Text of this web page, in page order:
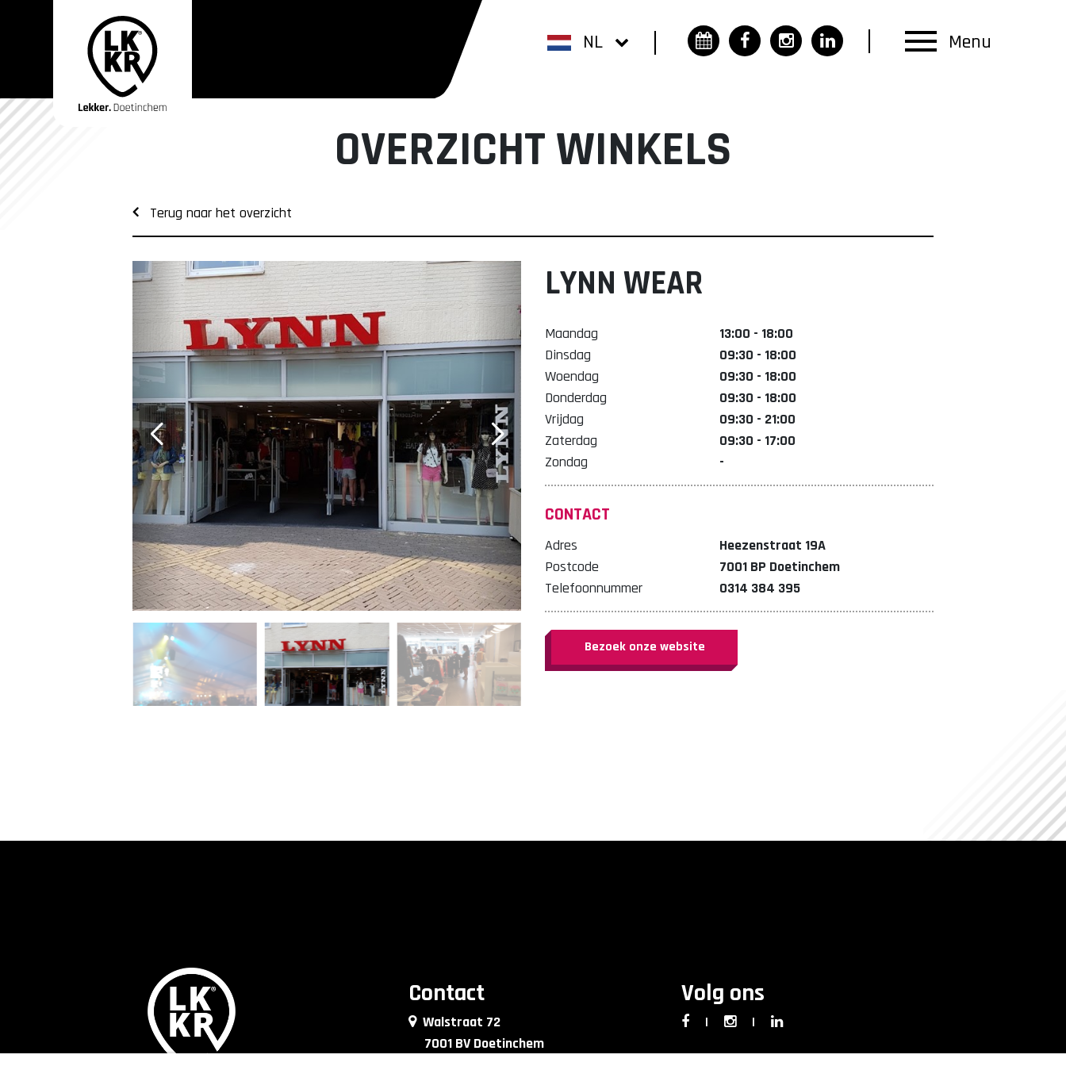
NL Menu
OVERZICHT WINKELS
Terug naar het overzicht
LYNN WEAR
Maandag
13:00 - 18:00
Dinsdag
09:30 - 18:00
Woendag
09:30 - 18:00
Donderdag
09:30 - 18:00
Vrijdag
09:30 - 21:00
Zaterdag
09:30 - 17:00
Zondag
-
CONTACT
Adres
Heezenstraat 19A
Postcode
7001 BP Doetinchem
Telefoonnummer
0314 384 395
Bezoek onze website
Contact
Walstraat 72
7001 BV Doetinchem
Volg ons
| |